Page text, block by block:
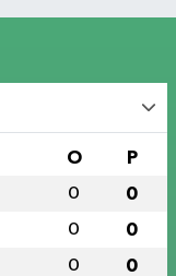
O P
0 0
0 0
0 0